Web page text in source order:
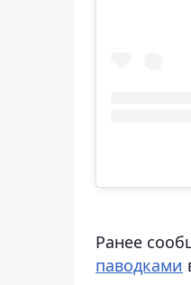
Ранее
паводками